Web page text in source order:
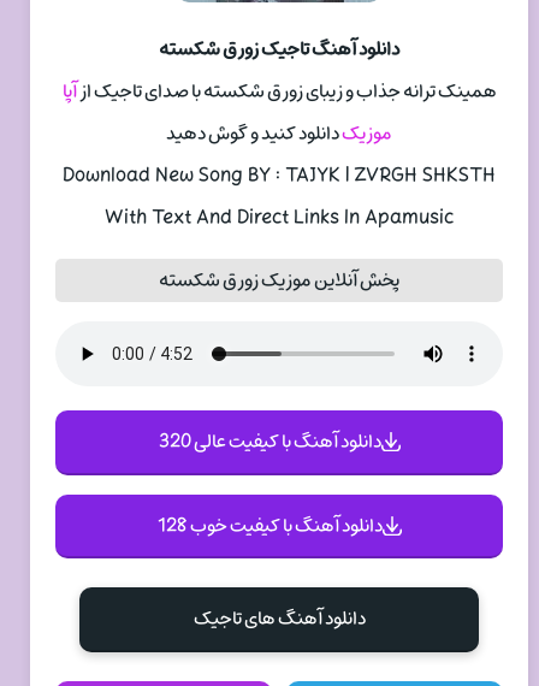
دانلود آهنگ تاجیک زورق شکسته
همینک ترانه جذاب و زیبای زورق شکسته با صدای تاجیک ازآپا
موزیکدانلود کنید و گوش دهید
Download New Song BY : TAJYK | ZVRGH SHKSTH
With Text And Direct Links In Apamusic
پخش آنلاین موزیک زورق شکسته
دانلود آهنگ با کیفیت عالی 320
دانلود آهنگ با کیفیت خوب 128
دانلود آهنگ های تاجیک